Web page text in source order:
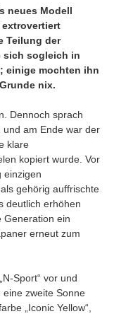
neues Modell
Teilung der
sich sogleich in
einige mochten ihn
nix.
Dennoch sprach
am Ende war der
klare
kopiert wurde. Vor
einzigen
gehörig auffrischte
deutlich erhöhen
Generation ein
erneut zum
Sport“ vor und
zweite Sonne
„Iconic Yellow“,